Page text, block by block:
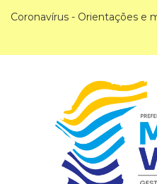
Coronavírus - Orientações e